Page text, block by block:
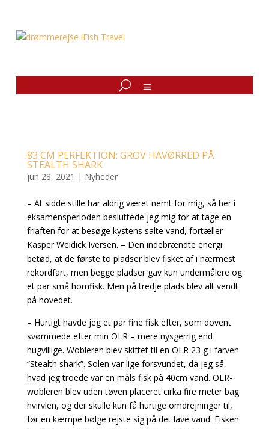
83 CM PERFEKTION: GROV HAVØRRED PÅ
STEALTH SHARK
jun 28, 2021 | Nyheder
– At sidde stille har aldrig været nemt for mig, så her i
eksamensperioden besluttede jeg mig for at tage en
friaften for at besøge kystens salte vand, fortæller
Kasper Weidick Iversen. – Den indebrændte energi
betød, at de første to pladser blev fisket af i nærmest
rekordfart, men begge pladser gav kun undermålere og
et par små hornfisk. Men på tredje plads blev alt vendt
på hovedet.
– Hurtigt havde jeg et par fine fisk efter, som dovent
svømmede efter min OLR – mere nysgerrig end
hugvillige. Wobleren blev skiftet til en OLR 23 g i farven
“Stealth shark”. Solen var lige forsvundet, da jeg så,
hvad jeg troede var en måls fisk på 40cm vand. OLR-
wobleren blev uden tøven placeret cirka fire meter bag
hvirvlen, og der skulle kun få hurtige omdrejninger til,
før en kæmpe bølge rejste sig på det lave vand. Fisken